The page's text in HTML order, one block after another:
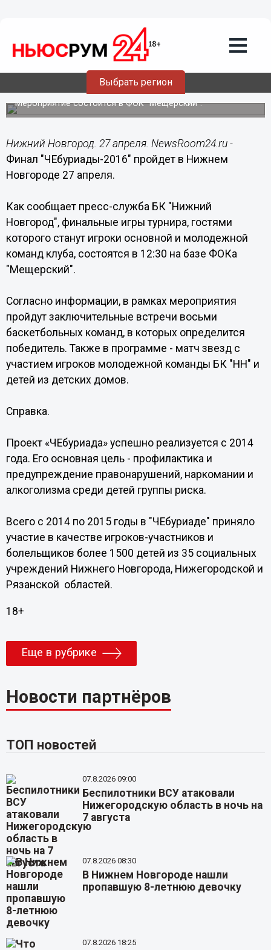
Выбрать регион
27.04.201607:00
Финал "ЧЕбуриады-2016" пройдет в
Нижнем Новгороде 27 апреля
Мероприятие состоится в ФОК "Мещерский".
Нижний Новгород. 27 апреля. NewsRoom24.ru -
Финал "ЧЕбуриады-2016" пройдет в Нижнем
Новгороде 27 апреля.
Как сообщает пресс-служба БК "Нижний
Новгород", финальные игры турнира, гостями
которого станут игроки основной и молодежной
команд клуба, состоятся в 12:30 на базе ФОКа
"Мещерский".
Согласно информации, в рамках мероприятия
пройдут заключительные встречи восьми
баскетбольных команд, в которых определится
победитель. Также в программе - матч звезд с
участием игроков молодежной команды БК "НН" и
детей из детских домов.
Справка.
Проект «ЧЕбуриада» успешно реализуется с 2014
года. Его основная цель - профилактика и
предупреждение правонарушений, наркомании и
алкоголизма среди детей группы риска.
Всего с 2014 по 2015 годы в "ЧЕбуриаде" приняло
участие в качестве игроков-участников и
болельщиков более 1500 детей из 35 социальных
учреждений Нижнего Новгорода, Нижегородской и
Рязанской областей.
18+
Еще в рубрике
Новости партнёров
ТОП новостей
07.8.2026 09:00
Беспилотники ВСУ атаковали
Нижегородскую область в ночь на
7 августа
07.8.2026 08:30
В Нижнем Новгороде нашли
пропавшую 8-летнюю девочку
07.8.2026 18:25